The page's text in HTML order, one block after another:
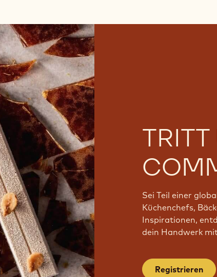
TRITT
Sei Teil einer
Küchenchefs,
Inspirationen,
dein Handwerk
Registrieren